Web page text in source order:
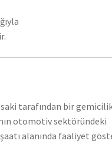
tarafından bir
otomotiv sektöründeki
alanında faaliyet